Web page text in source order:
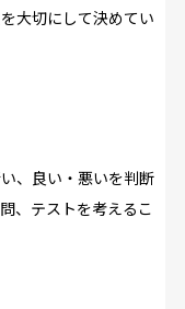
大切にして決めてい
、良い・悪いを判断
、テストを考えるこ